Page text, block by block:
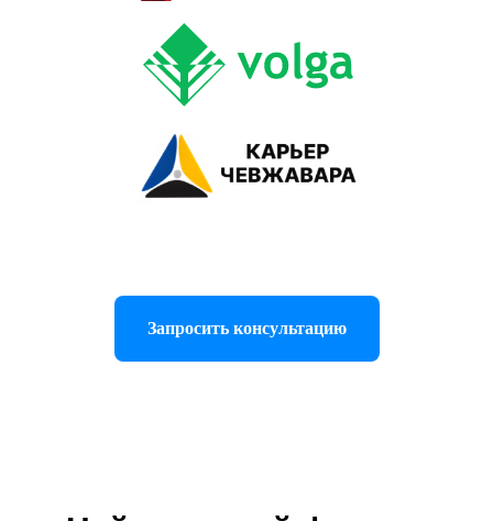
Запросить консультацию